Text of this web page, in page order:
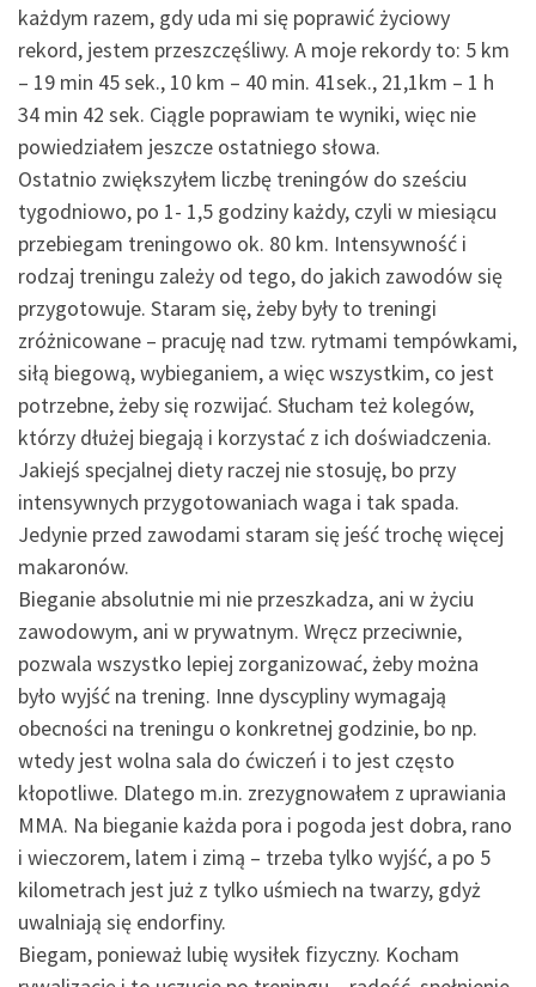
każdym razem, gdy uda mi się poprawić życiowy
rekord, jestem przeszczęśliwy. A moje rekordy to: 5 km
– 19 min 45 sek., 10 km – 40 min. 41sek., 21,1km – 1 h
34 min 42 sek. Ciągle poprawiam te wyniki, więc nie
powiedziałem jeszcze ostatniego słowa.
Ostatnio zwiększyłem liczbę treningów do sześciu
tygodniowo, po 1- 1,5 godziny każdy, czyli w miesiącu
przebiegam treningowo ok. 80 km. Intensywność i
rodzaj treningu zależy od tego, do jakich zawodów się
przygotowuje. Staram się, żeby były to treningi
zróżnicowane – pracuję nad tzw. rytmami tempówkami,
siłą biegową, wybieganiem, a więc wszystkim, co jest
potrzebne, żeby się rozwijać. Słucham też kolegów,
którzy dłużej biegają i korzystać z ich doświadczenia.
Jakiejś specjalnej diety raczej nie stosuję, bo przy
intensywnych przygotowaniach waga i tak spada.
Jedynie przed zawodami staram się jeść trochę więcej
makaronów.
Bieganie absolutnie mi nie przeszkadza, ani w życiu
zawodowym, ani w prywatnym. Wręcz przeciwnie,
pozwala wszystko lepiej zorganizować, żeby można
było wyjść na trening. Inne dyscypliny wymagają
obecności na treningu o konkretnej godzinie, bo np.
wtedy jest wolna sala do ćwiczeń i to jest często
kłopotliwe. Dlatego m.in. zrezygnowałem z uprawiania
MMA. Na bieganie każda pora i pogoda jest dobra, rano
i wieczorem, latem i zimą – trzeba tylko wyjść, a po 5
kilometrach jest już z tylko uśmiech na twarzy, gdyż
uwalniają się endorfiny.
Biegam, ponieważ lubię wysiłek fizyczny. Kocham